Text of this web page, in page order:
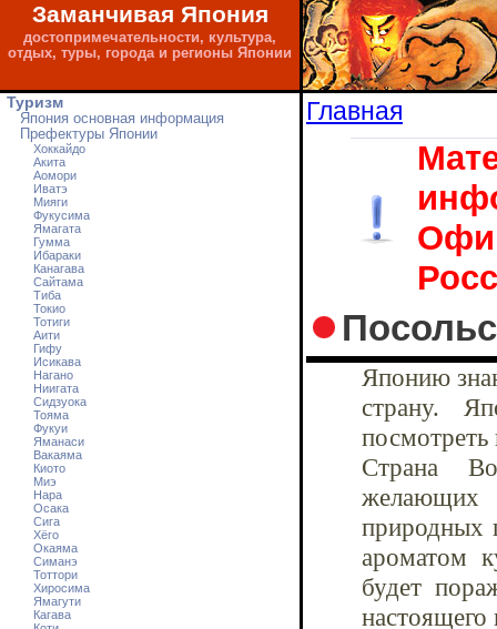
Заманчивая Япония
достопримечательности, культура,
отдых, туры, города и регионы Японии
Туризм
Япония основная информация
Префектуры Японии
Хоккайдо
Акита
Аомори
Иватэ
Мияги
Фукусима
Ямагата
Гумма
Ибараки
Канагава
Сайтама
Тибa
Токио
Тотиги
Аити
Гифу
Исикава
Нагано
Ниигата
Сидзуока
Тояма
Фукуи
Яманаси
Вакаяма
Киото
Миэ
Нара
Осака
Сига
Хёго
Окаяма
Симанэ
Тоттори
Хиросима
Ямагути
Кагава
Главная
Японию
страну.
посмотреть
Страна
желающих
природных
ароматом
будет